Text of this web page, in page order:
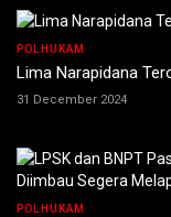
POLHUKAM
Lima Narapidana
31 December 2024
POLHUKAM